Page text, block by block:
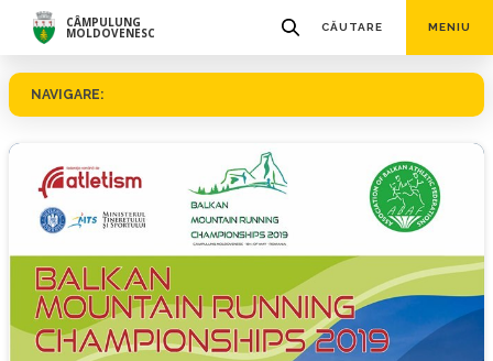
CÂMPULUNG
MOLDOVENESC CĂUTARE MENIU
NAVIGARE: